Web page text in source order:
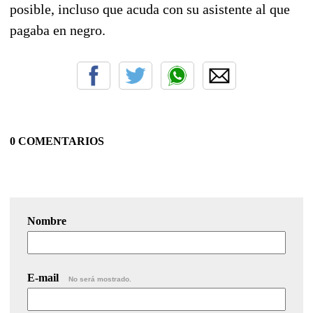
posible, incluso que acuda con su asistente al que
pagaba en negro.
0 COMENTARIOS
Nombre
E-mail No será mostrado.